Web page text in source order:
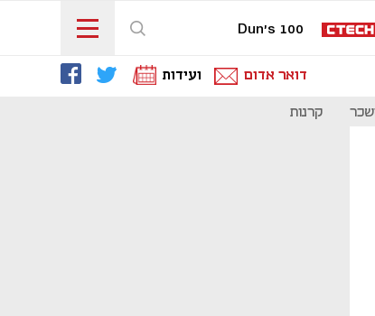
Dun's 100
דואר אדום ועידות
קרנות